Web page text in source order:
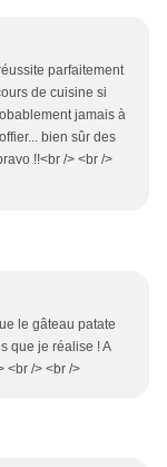
parfaitement
de cuisine si
jamais à
bien sûr des
!!<br /> <br />
le gâteau patate
que je réalise ! A
<br /> <br />